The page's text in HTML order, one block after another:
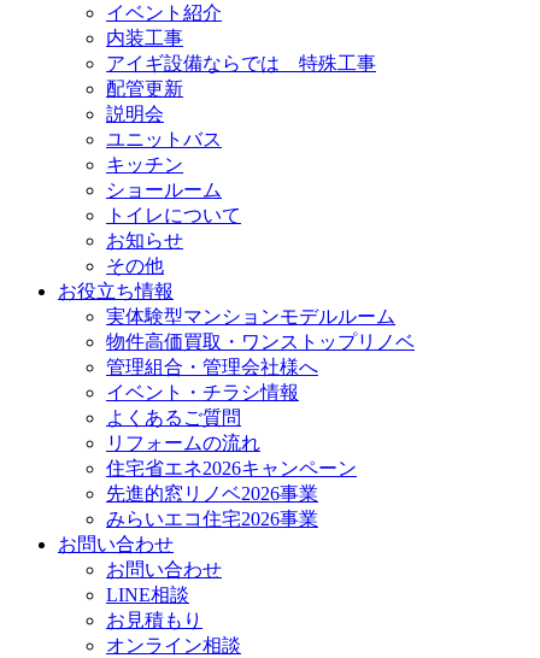
イベント紹介
内装工事
アイギ設備ならでは 特殊工事
配管更新
説明会
ユニットバス
キッチン
ショールーム
トイレについて
お知らせ
その他
お役立ち情報
実体験型マンションモデルルーム
物件高価買取・ワンストップリノベ
管理組合・管理会社様へ
イベント・チラシ情報
よくあるご質問
リフォームの流れ
住宅省エネ2026キャンペーン
先進的窓リノベ2026事業
みらいエコ住宅2026事業
お問い合わせ
お問い合わせ
LINE相談
お見積もり
オンライン相談